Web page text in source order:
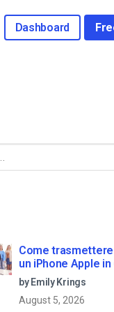
Dashboard
Come
un iPhone Apple
passi
by Emily Krings
August 5, 2026